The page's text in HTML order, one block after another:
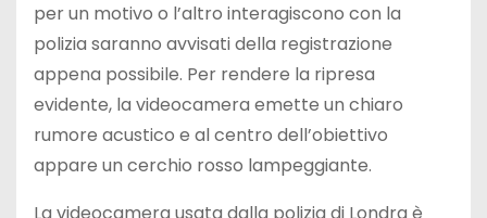
per un motivo o l’altro interagiscono con la
polizia saranno avvisati della registrazione
appena possibile. Per rendere la ripresa
evidente, la videocamera emette un chiaro
rumore acustico e al centro dell’obiettivo
appare un cerchio rosso lampeggiante.